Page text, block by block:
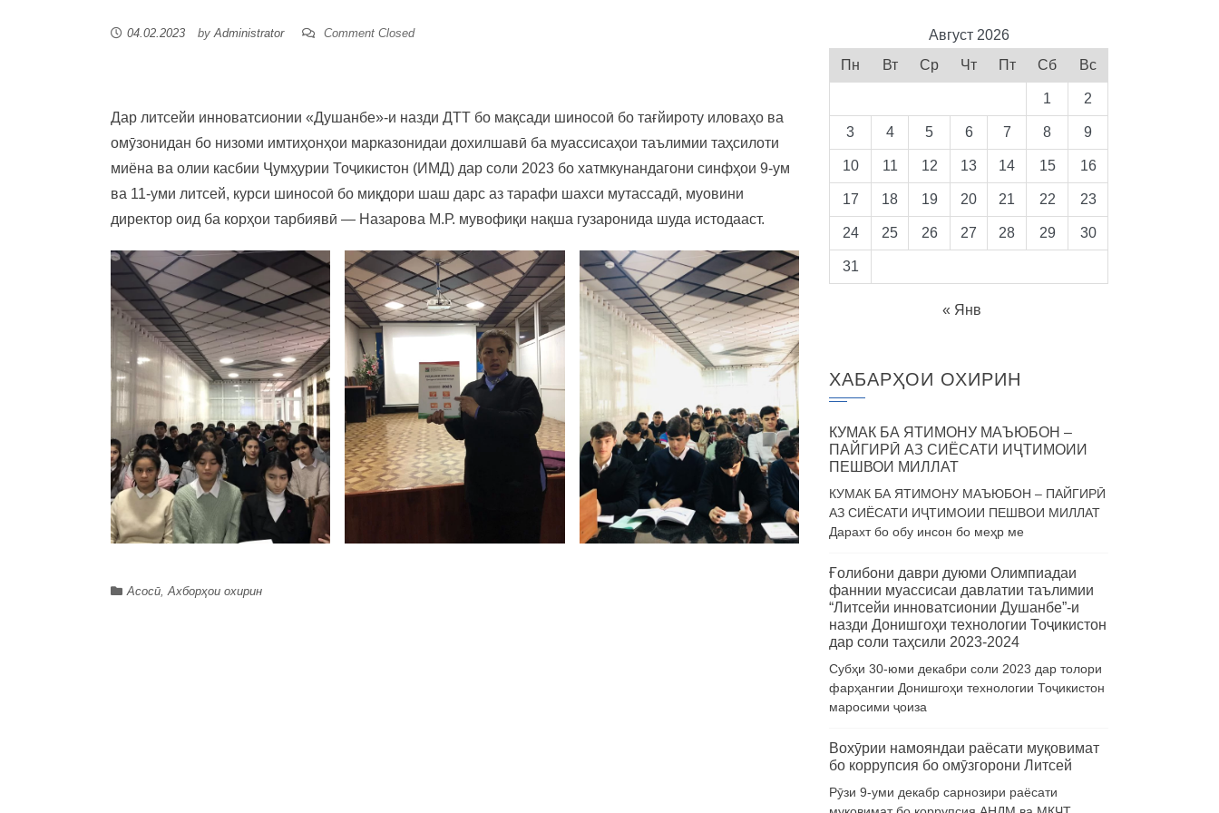
04.02.2023 byAdministrator Comment Closed
Дар литсейи инноватсионии «Душанбе»-и назди ДТТ бо мақсади шиносоӣ бо тағйироту иловаҳо ва
омӯзонидан бо низоми имтиҳонҳои марказонидаи дохилшавӣ ба муассисаҳои таълимии таҳсилоти
миёна ва олии касбии Ҷумҳурии Тоҷикистон (ИМД) дар соли 2023 бо хатмкунандагони синфҳои 9-ум
ва 11-уми литсей, курси шиносоӣ бо миқдори шаш дарс аз тарафи шахси мутассадӣ, муовини
директор оид ба корҳои тарбиявӣ — Назарова М.Р. мувофиқи нақша гузаронида шуда истодааст.
Асосӣ,Ахборҳои охирин
Август 2026
Пн
Вт Ср Чт Пт Сб Вс
1 2
3 4 5 6 7 8 9
10 11 12 13 14 15 16
17 18 19 20 21 22 23
24 25 26 27 28 29 30
31
« Янв
ХАБАРҲОИ ОХИРИН
КУМАК БА ЯТИМОНУ МАЪЮБОН –
ПАЙГИРӢ АЗ СИЁСАТИ ИҶТИМОИИ
ПЕШВОИ МИЛЛАТ
КУМАК БА ЯТИМОНУ МАЪЮБОН – ПАЙГИРӢ
АЗ СИЁСАТИ ИҶТИМОИИ ПЕШВОИ МИЛЛАТ
Дарахт бо обу инсон бо меҳр ме
Ғолибони даври дуюми Олимпиадаи
фаннии муассисаи давлатии таълимии
“Литсейи инноватсионии Душанбе”-и
назди Донишгоҳи технологии Тоҷикистон
дар соли таҳсили 2023-2024
Субҳи 30-юми декабри соли 2023 дар толори
фарҳангии Донишгоҳи технологии Тоҷикистон
маросими ҷоиза
Вохӯрии намояндаи раёсати муқовимат
бо коррупсия бо омӯзгорони Литсей
Рӯзи 9-уми декабр сарнозири раёсати